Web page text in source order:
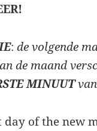
:de volgende
de maand
MINUUT
day of the new